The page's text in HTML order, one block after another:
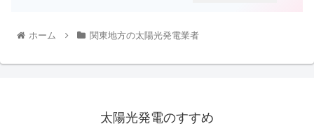
ホーム 関東地方の太陽光発電業者
太陽光発電のすすめ